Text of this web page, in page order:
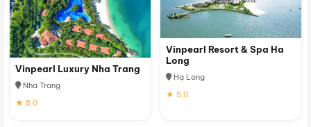
Vinpearl Luxury Nha Trang
Nha Trang
★ 5.0
Vinpearl Resort & Spa Ha
Long
Hạ Long
★ 5.0